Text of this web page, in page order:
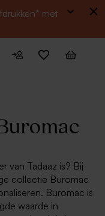
met
van Tadaaz is? Bij
collectie Buromac
Buromac is
waarde in